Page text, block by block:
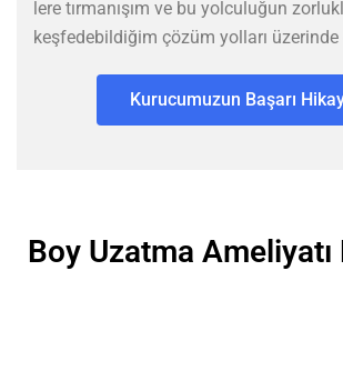
lere tırmanışım ve bu yolculuğun
keşfedebildiğim çözüm yolları üzerinde
Kurucumuzun Başarı
Boy Uzatma Ameliyatı